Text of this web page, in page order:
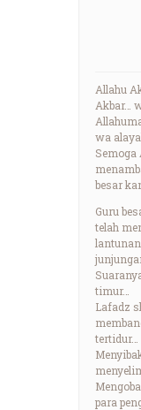
Allahu
Akbar…
wa
Semoga
besar
Guru
telah
timur…
Lafadz
tertidur…
para